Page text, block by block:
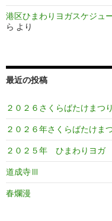
港区ひまわりヨガスケジ
ら より
最近の投稿
２０２６さくらばたけまつ
２０２６年さくらばたけ
２０２５年 ひまわりヨガ
道成寺Ⅲ
春爛漫